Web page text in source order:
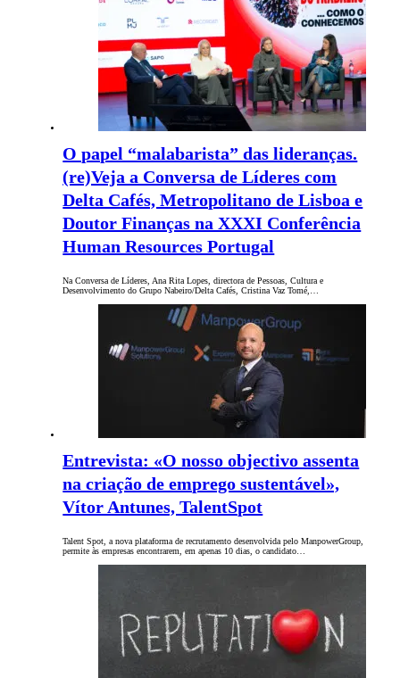
O papel “malabarista” das lideranças.
(re)Veja a Conversa de Líderes com
Delta Cafés, Metropolitano de Lisboa e
Doutor Finanças na XXXI Conferência
Human Resources Portugal
Na Conversa de Líderes, Ana Rita Lopes, directora de Pessoas, Cultura e
Desenvolvimento do Grupo Nabeiro/Delta Cafés, Cristina Vaz Tomé,…
Entrevista: «O nosso objectivo assenta
na criação de emprego sustentável»,
Vítor Antunes, TalentSpot
Talent Spot, a nova plataforma de recrutamento desenvolvida pelo ManpowerGroup,
permite às empresas encontrarem, em apenas 10 dias, o candidato…